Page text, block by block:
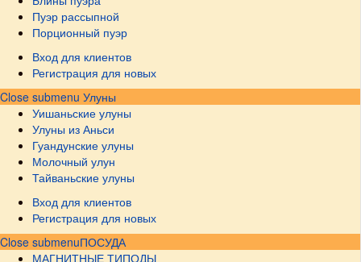
Пуэр рассыпной
Порционный пуэр
Вход для клиентов
Регистрация для новых
Close submenu Улуны
Уишаньские улуны
Улуны из Аньси
Гуандунские улуны
Молочный улун
Тайваньские улуны
Вход для клиентов
Регистрация для новых
Close submenuПОСУДА
МАГНИТНЫЕ ТИПОДЫ